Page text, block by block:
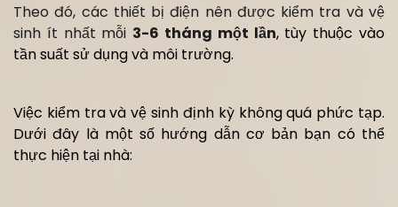
Theo đó, các thiết bị điện nên được kiểm tra và vệ
sinh ít nhất mỗi 3-6 tháng một lần, tùy thuộc vào
tần suất sử dụng và môi trường.
Việc kiểm tra và vệ sinh định kỳ không quá phức tạp.
Dưới đây là một số hướng dẫn cơ bản bạn có thể
thực hiện tại nhà: